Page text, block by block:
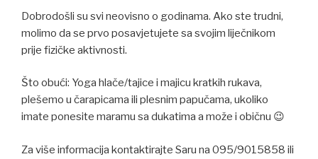
Dobrodošli su svi neovisno o godinama. Ako ste trudni,
molimo da se prvo posavjetujete sa svojim liječnikom
prije fizičke aktivnosti.
Što obući: Yoga hlače/tajice i majicu kratkih rukava,
plešemo u čarapicama ili plesnim papučama, ukoliko
imate ponesite maramu sa dukatima a može i običnu 😉
Za više informacija kontaktirajte Saru na 095/9015858 ili